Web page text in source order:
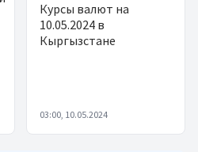
Курсы валют на
10.05.2024 в
Кыргызстане
03:00, 10.05.2024